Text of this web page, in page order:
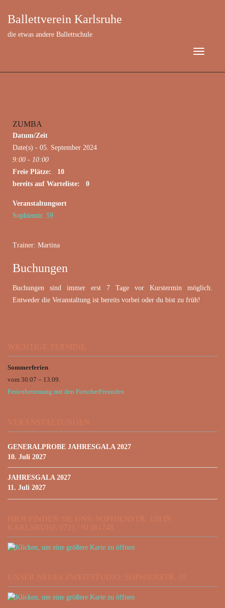
Ballettverein Karlsruhe
die etwas andere Ballettschule
September 5, 2024
ZUMBA
Datum/Zeit
Date(s) - 05. September 2024
9:00 - 10:00
Freie Plätze: 10
bereits auf Warteliste: 0
Veranstaltungsort
Sophienstr. 59
Trainer: Martina
Buchungen
Buchungen sind immer erst 7 Tage vor Kurstermin möglich.
Entweder die Veranstaltung ist bereits vorbei oder du bist zu früh!
WICHTIGE TERMINE
Sommerferien
vom 30.07 – 13.09.
Ferienbetreuung mit den ForscherFreunden
VERANSTALTUNGEN
GENERALPROBE JAHRESGALA 2027
10. Juli 2027
JAHRESGALA 2027
11. Juli 2027
HIER FINDEN SIE UNS: SOPHIENSTR. 128 IN
KARLSRUHE 0721 / 91581748
UNSER NEUES ZWEITSTUDIO: SOPHIENSTR. 59